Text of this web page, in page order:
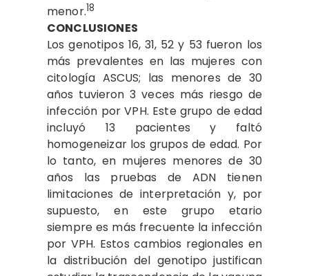
menor.18
CONCLUSIONES
Los genotipos 16, 31, 52 y 53 fueron los
más prevalentes en las mujeres con
citología ASCUS; las menores de 30
años tuvieron 3 veces más riesgo de
infección por VPH. Este grupo de edad
incluyó 13 pacientes y faltó
homogeneizar los grupos de edad. Por
lo tanto, en mujeres menores de 30
años las pruebas de ADN tienen
limitaciones de interpretación y, por
supuesto, en este grupo etario
siempre es más frecuente la infección
por VPH. Estos cambios regionales en
la distribución del genotipo justifican